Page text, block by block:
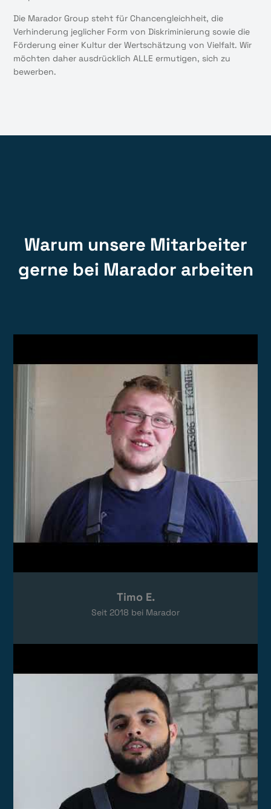
Die Marador Group steht für Chancengleichheit, die
Verhinderung jeglicher Form von Diskriminierung sowie die
Förderung einer Kultur der Wertschätzung von Vielfalt. Wir
möchten daher ausdrücklich ALLE ermutigen, sich zu
bewerben.
Warum unsere Mitarbeiter
gerne bei Marador arbeiten
Das Video wird von YouTube eingebettet.
Datenschutzerklärungenvon Google.
Timo E.
Seit 2018 bei Marador